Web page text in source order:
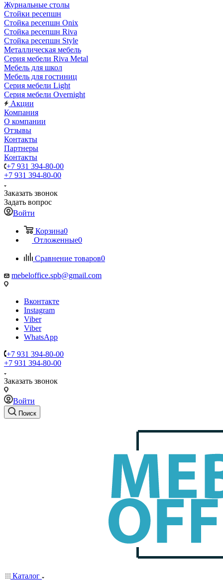
Журнальные столы
Стойки ресепшн
Стойка ресепшн Onix
Стойка ресепшн Riva
Стойка ресепшн Style
Металлическая мебель
Серия мебели Riva Metal
Мебель для школ
Мебель для гостиниц
Серия мебели Light
Серия мебели Overnight
Акции
Компания
О компании
Отзывы
Контакты
Партнеры
Контакты
+7 931 394-80-00
+7 931 394-80-00
Заказать звонок
Задать вопрос
Войти
Корзина0
Отложенные0
Сравнение товаров0
mebeloffice.spb@gmail.com
Вконтакте
Instagram
Viber
Viber
WhatsApp
+7 931 394-80-00
+7 931 394-80-00
Заказать звонок
Войти
Поиск
Каталог